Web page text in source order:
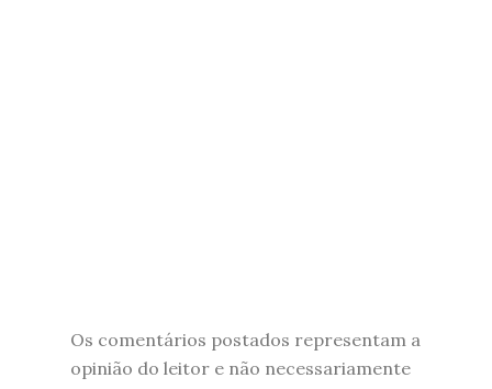
Os comentários postados representam a
opinião do leitor e não necessariamente